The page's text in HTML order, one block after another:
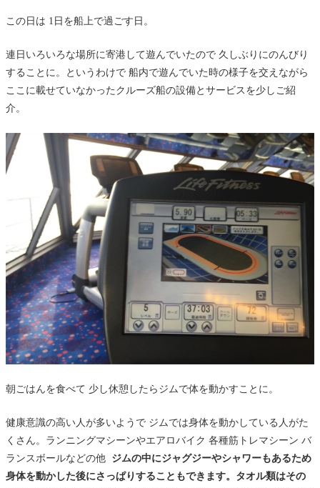
この日は 1日を船上で過ごす日。
連日いろいろな場所に寄港して遊んでいたので 久しぶりにのんびり
することに。というわけで 船内で遊んでいた時の様子を交えながら
ここに載せていなかったクルーズ船の設備とサービスを少しご紹
介。
朝ごはんを食べて 少し休憩したらジムで体を動かすことに。
健康意識の高い人が多いようで ジムでは身体を動かしている人がた
くさん。ランニングマシーンやエアロバイク 各種筋トレマシーン バ
ランスボールなどの他 ジムの中にジャグジーやシャワーもあるため
身体を動かした後にさっぱりすることもできます。タオル類はその